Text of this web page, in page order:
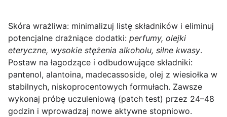
Skóra wrażliwa: minimalizuj listę składników i eliminuj
potencjalne drażniące dodatki: perfumy, olejki
eteryczne, wysokie stężenia alkoholu, silne kwasy.
Postaw na łagodzące i odbudowujące składniki:
pantenol, alantoina, madecassoside, olej z wiesiołka w
stabilnych, niskoprocentowych formułach. Zawsze
wykonaj próbę uczuleniową (patch test) przez 24–48
godzin i wprowadzaj nowe aktywne stopniowo.